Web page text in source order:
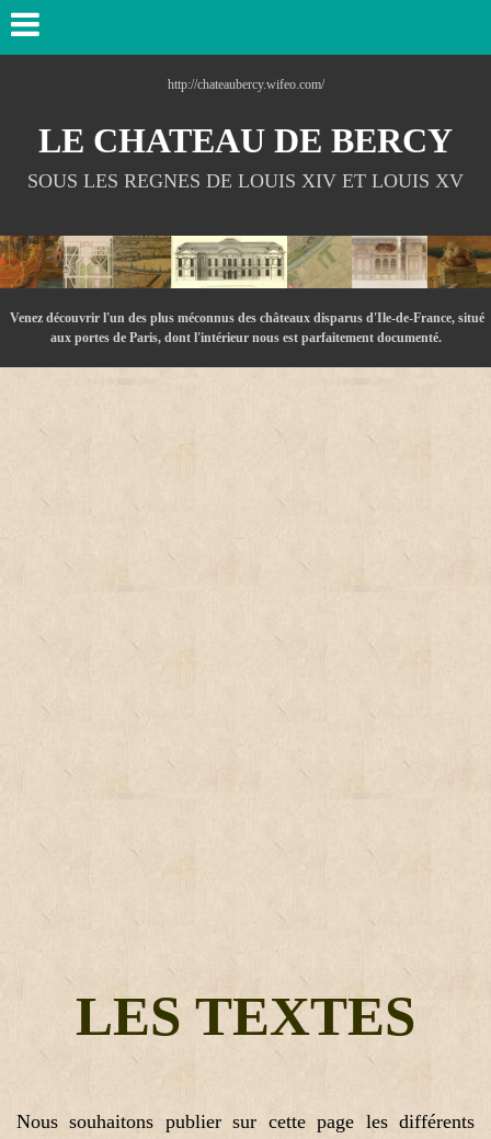
http://chateaubercy.wifeo.com/
LE CHATEAU DE BERCY
SOUS LES REGNES DE LOUIS XIV ET LOUIS XV
Venez découvrir l'un des plus méconnus des châteaux disparus d'Ile-de-France, situé
aux portes de Paris, dont l'intérieur nous est parfaitement documenté.
LES TEXTES
Nous souhaitons publier sur cette page les différents